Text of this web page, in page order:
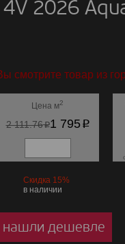
2026
смотрите товар из
Цена м2
2 111.76p1 795p
Скидка 15%
в наличии
нашли дешевле